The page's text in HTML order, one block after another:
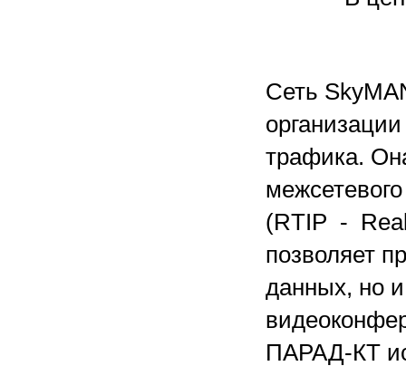
Сеть
трафика.
(RTIP - Real
позволяет
данных, но и
ПАРАД-КТ